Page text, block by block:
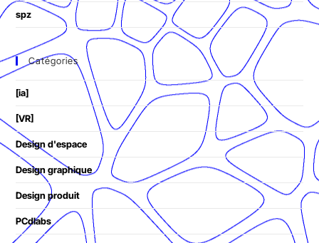
spz
Catégories
[ia]
[VR]
Design d'espace
Design graphique
Design produit
PCdlabs